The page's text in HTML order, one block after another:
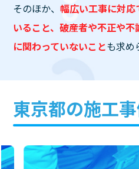
そのほか、幅広い工事に対
いること、破産者や不正や
に関わっていないことも求め
東京都の施工